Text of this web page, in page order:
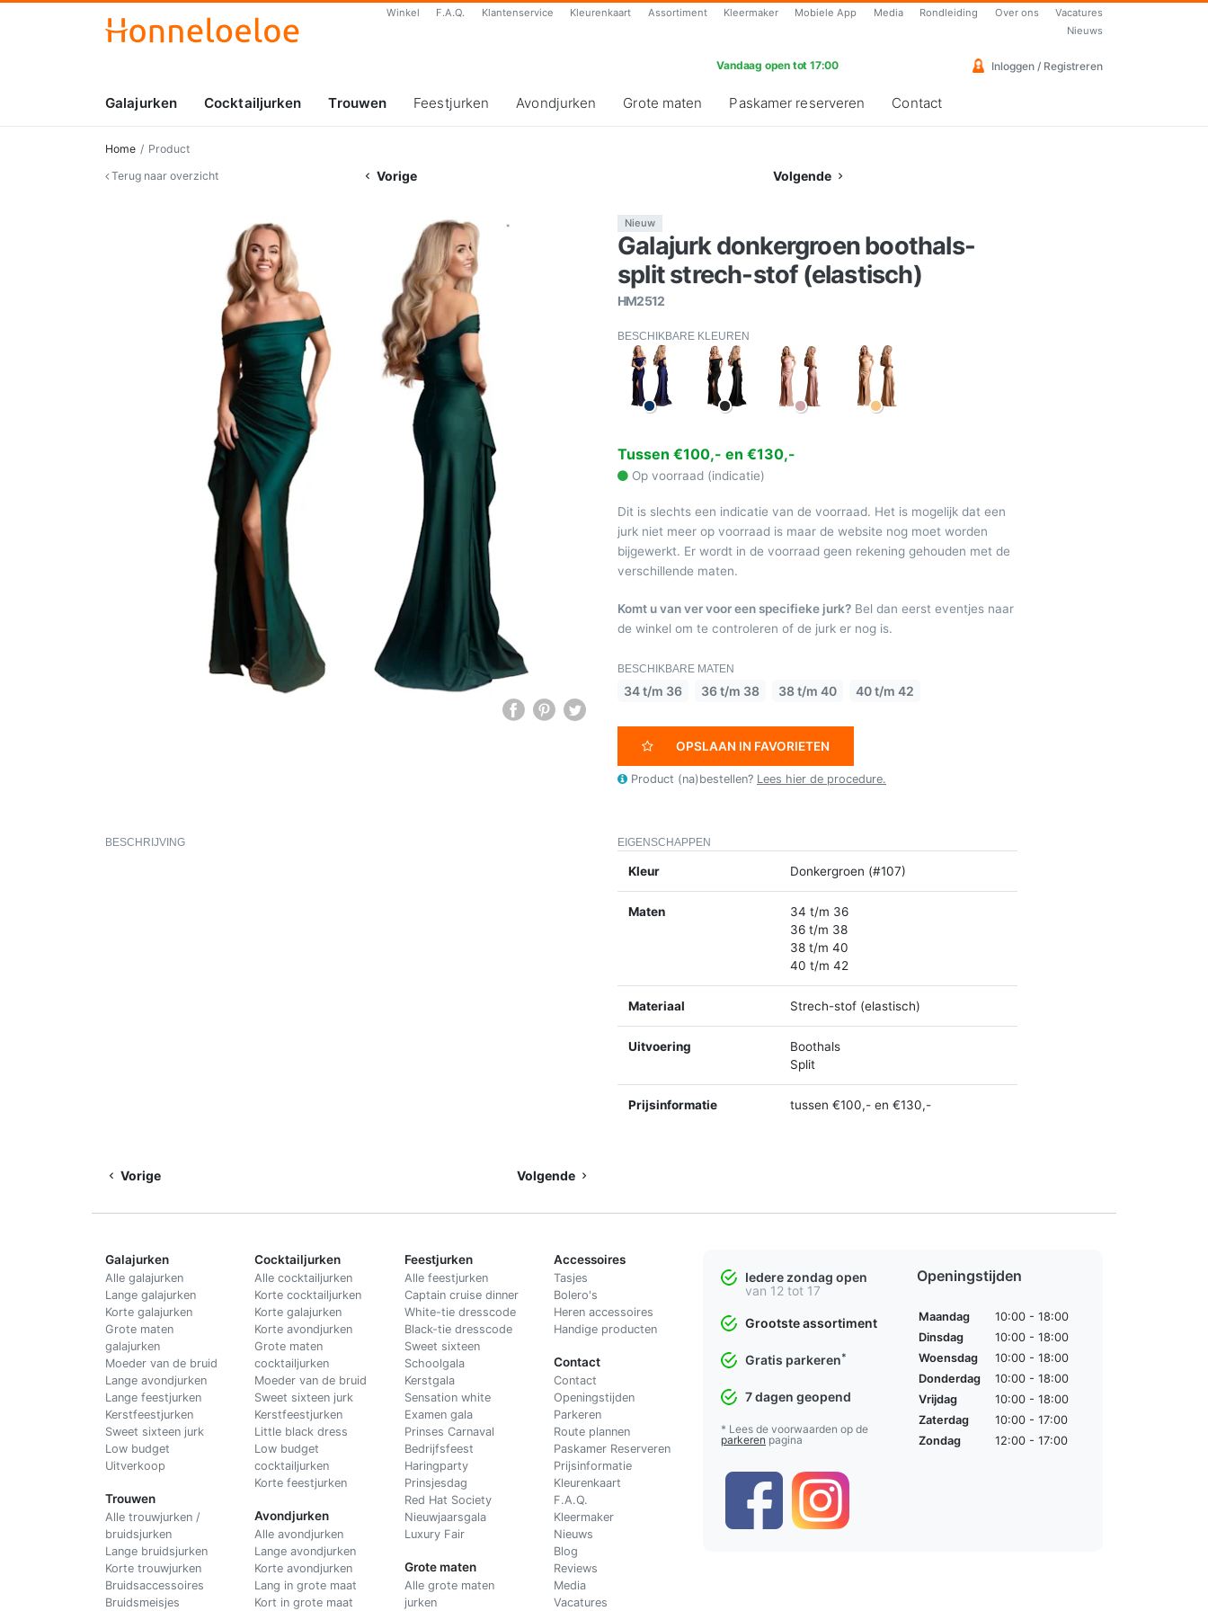
Winkel F.A.Q. Klantenservice Kleurenkaart Assortiment Kleermaker Mobiele App Media Rondleiding Over ons
Vacatures
Nieuws
Vandaag open tot 17:00 Inloggen / Registreren
Galajurken Cocktailjurken Trouwen Feestjurken Avondjurken Grote maten Paskamer reserveren Contact
Home
Product
Terug naar overzicht
Vorige Volgende
Nieuw
Galajurk donkergroen boothals-
split strech-stof (elastisch)
HM2512
BESCHIKBARE KLEUREN
Tussen €100,- en €130,-
Op voorraad (indicatie)
Dit is slechts een indicatie van de voorraad. Het is mogelijk dat een
jurk niet meer op voorraad is maar de website nog moet worden
bijgewerkt. Er wordt in de voorraad geen rekening gehouden met de
verschillende maten.
Komt u van ver voor een specifieke jurk? Bel dan eerst eventjes naar
de winkel om te controleren of de jurk er nog is.
BESCHIKBARE MATEN
34 t/m 36 36 t/m 38 38 t/m 40 40 t/m 42
OPSLAAN IN FAVORIETEN
Product (na)bestellen? Lees hier de procedure.
BESCHRIJVING EIGENSCHAPPEN
Kleur Donkergroen (#107)
Maten
34 t/m 36
36 t/m 38
38 t/m 40
40 t/m 42
Materiaal Strech-stof (elastisch)
Uitvoering
Boothals
Split
Prijsinformatie tussen €100,- en €130,-
Vorige Volgende
Galajurken
Alle galajurken
Lange galajurken
Korte galajurken
Grote maten
galajurken
Moeder van de bruid
Lange avondjurken
Lange feestjurken
Kerstfeestjurken
Sweet sixteen jurk
Low budget
Uitverkoop
Trouwen
Alle trouwjurken /
bruidsjurken
Lange bruidsjurken
Korte trouwjurken
Bruidsaccessoires
Bruidsmeisjes
Cocktailjurken
Alle cocktailjurken
Korte cocktailjurken
Korte galajurken
Korte avondjurken
Grote maten
cocktailjurken
Moeder van de bruid
Sweet sixteen jurk
Kerstfeestjurken
Little black dress
Low budget
cocktailjurken
Korte feestjurken
Avondjurken
Alle avondjurken
Lange avondjurken
Korte avondjurken
Lang in grote maat
Kort in grote maat
Feestjurken
Alle feestjurken
Captain cruise dinner
White-tie dresscode
Black-tie dresscode
Sweet sixteen
Schoolgala
Kerstgala
Sensation white
Examen gala
Prinses Carnaval
Bedrijfsfeest
Haringparty
Prinsjesdag
Red Hat Society
Nieuwjaarsgala
Luxury Fair
Grote maten
Alle grote maten
jurken
Accessoires
Tasjes
Bolero's
Heren accessoires
Handige producten
Contact
Contact
Openingstijden
Parkeren
Route plannen
Paskamer Reserveren
Prijsinformatie
Kleurenkaart
F.A.Q.
Kleermaker
Nieuws
Blog
Reviews
Media
Vacatures
Iedere zondag open
van 12 tot 17
Grootste assortiment
Gratis parkeren*
7 dagen geopend
* Lees de voorwaarden op de
parkeren pagina
Openingstijden
Maandag
10:00 - 18:00
Dinsdag
10:00 - 18:00
Woensdag
10:00 - 18:00
Donderdag
10:00 - 18:00
Vrijdag
10:00 - 18:00
Zaterdag
10:00 - 17:00
Zondag
12:00 - 17:00